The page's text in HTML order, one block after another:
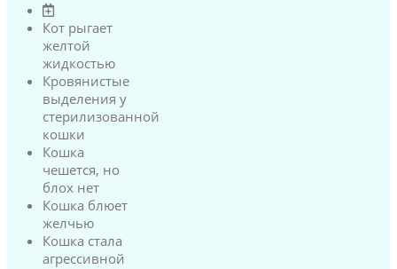
Кот рыгает
желтой
жидкостью
Кровянистые
выделения у
стерилизованной
кошки
Кошка
чешется, но
блох нет
Кошка блюет
желчью
Кошка стала
агрессивной